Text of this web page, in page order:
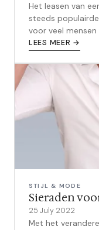
Het leasen van
steeds
voor veel mensen
uitgave is. Door te
LEES MEER →
STIJL & MODE
Sieraden
25 July 2022
Met het